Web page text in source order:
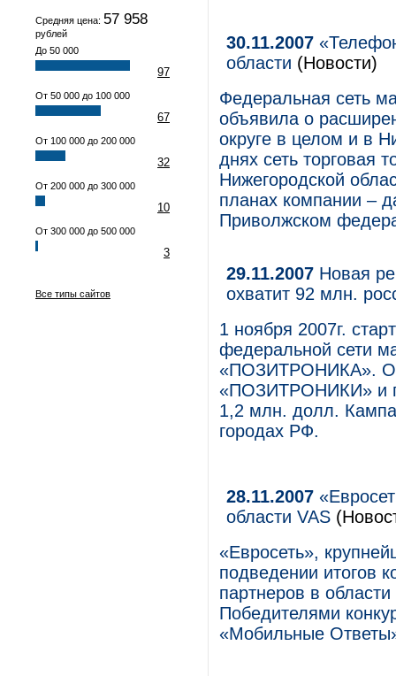
Средняя цена: 57 958
рублей
До 50 000
97
От 50 000 до 100 000
67
От 100 000 до 200 000
32
От 200 000 до 300 000
10
От 300 000 до 500 000
3
Все типы сайтов
30.11.2007
области (Новости)
Федеральная сеть
объявила о
округе в целом и в
днях сеть торговая
Нижегородской
планах компании –
Приволжском
29.11.2007 Новая
охватит 92 млн.
1 ноября 2007г.
федеральной сети
«ПОЗИТРОНИКА».
«ПОЗИТРОНИКИ» и
1,2 млн. долл.
городах РФ.
28.11.2007
области VAS
«Евросеть»,
подведении итогов
партнеров в
Победителями
«Мобильные